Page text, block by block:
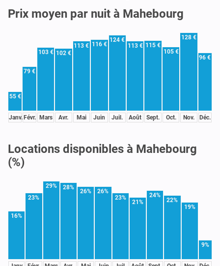
Prix moyen par nuit à Mahebourg
55 €
Janv.
79 €
Févr.
103 €
Mars
102 €
Avr.
113 €
Mai
116 €
Juin
124 €
Juil.
113 €
Août
115 €
Sept.
105 €
Oct.
128 €
Nov.
96 €
Déc.
Locations disponibles à Mahebourg
(%)
16%
23%
29% 28%
26% 26%
23%
21%
24%
22%
19%
9%